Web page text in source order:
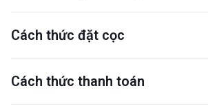
Cách thức đặt cọc
Cách thức thanh toán